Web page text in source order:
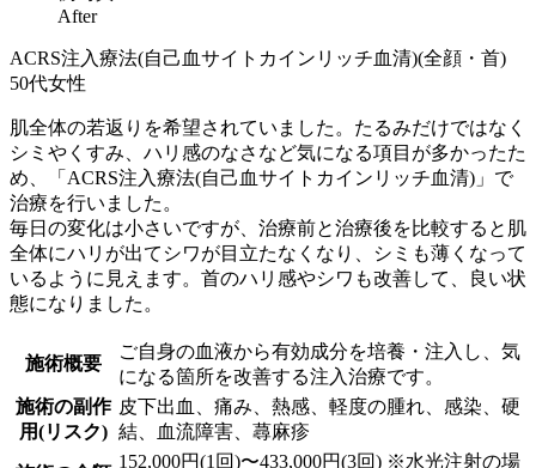
After
ACRS注入療法(自己血サイトカインリッチ血清)(全顔・首)
50代女性
肌全体の若返りを希望されていました。たるみだけではなく
シミやくすみ、ハリ感のなさなど気になる項目が多かったた
め、「ACRS注入療法(自己血サイトカインリッチ血清)」で
治療を行いました。
毎日の変化は小さいですが、治療前と治療後を比較すると肌
全体にハリが出てシワが目立たなくなり、シミも薄くなって
いるように見えます。首のハリ感やシワも改善して、良い状
態になりました。
施術概要
ご自身の血液から有効成分を培養・注入し、気
になる箇所を改善する注入治療です。
施術の副作
用(リスク)
皮下出血、痛み、熱感、軽度の腫れ、感染、硬
結、血流障害、蕁麻疹
152,000円(1回)〜433,000円(3回) ※水光注射の場